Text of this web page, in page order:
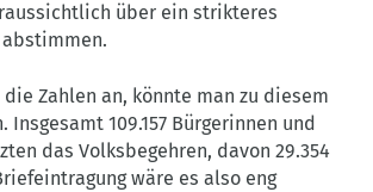
über ein strikteres
Zahlen an, könnte man zu diesem
Insgesamt 109.157 Bürgerinnen und
das Volksbegehren, davon 29.354
wäre es also eng